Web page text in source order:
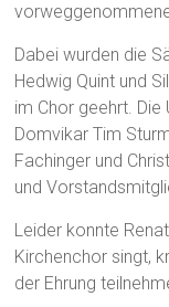
Dabei wurden die
Hedwig Quint und
im Chor geehrt. Die
Domvikar Tim
Fachinger und
und
Leider konnte
Kirchenchor singt,
der Ehrung